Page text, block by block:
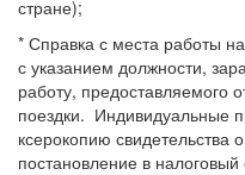
стране);
* Справка с места работы
с указанием должности,
работу, предоставляемого
поездки. Индивидуальные
ксерокопию
постановление в налоговый